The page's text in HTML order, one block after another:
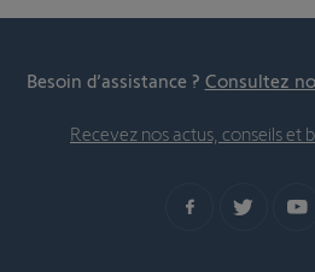
Besoin d’assistance ? Consultez
Recevez nos actus, conseils et